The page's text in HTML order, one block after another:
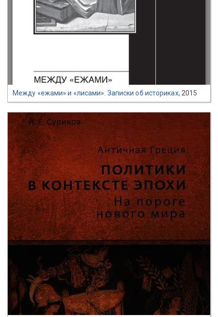
Между «ежами» и «лисами». Записки об историках, 2015